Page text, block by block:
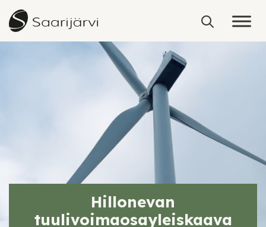
Skip to content
Hillonevan
tuulivoimaosayleiskaava